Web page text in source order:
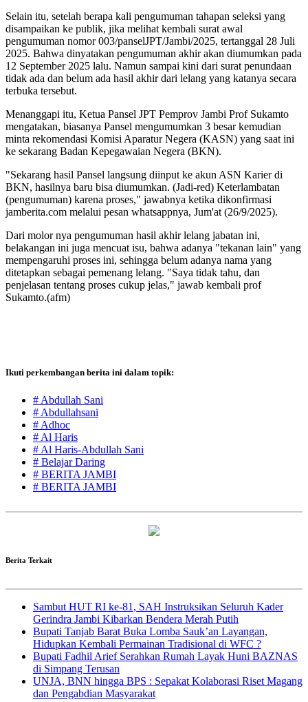
Selain itu, setelah berapa kali pengumuman tahapan seleksi yang
disampaikan ke publik, jika melihat kembali surat awal
pengumuman nomor 003/panselJPT/Jambi/2025, tertanggal 28 Juli
2025. Bahwa dinyatakan pengumuman akhir akan diumumkan pada
12 September 2025 lalu. Namun sampai kini dari surat penundaan
tidak ada dan belum ada hasil akhir dari lelang yang katanya secara
terbuka tersebut.
Menanggapi itu, Ketua Pansel JPT Pemprov Jambi Prof Sukamto
mengatakan, biasanya Pansel mengumumkan 3 besar kemudian
minta rekomendasi Komisi Aparatur Negera (KASN) yang saat ini
ke sekarang Badan Kepegawaian Negera (BKN).
"Sekarang hasil Pansel langsung diinput ke akun ASN Karier di
BKN, hasilnya baru bisa diumumkan. (Jadi-red) Keterlambatan
(pengumuman) karena proses," jawabnya ketika dikonfirmasi
jamberita.com melalui pesan whatsappnya, Jum'at (26/9/2025).
Dari molor nya pengumuman hasil akhir lelang jabatan ini,
belakangan ini juga mencuat isu, bahwa adanya "tekanan lain" yang
mempengaruhi proses ini, sehingga belum adanya nama yang
ditetapkan sebagai pemenang lelang. "Saya tidak tahu, dan
penjelasan tentang proses cukup jelas," jawab kembali prof
Sukamto.(afm)
Ikuti perkembangan berita ini dalam topik:
# Abdullah Sani
# Abdullahsani
# Adhoc
# Al Haris
# Al Haris-Abdullah Sani
# Belajar Daring
# BERITA JAMBI
# BERITA JAMBI
Berita Terkait
Sambut HUT RI ke-81, SAH Instruksikan Seluruh Kader
Gerindra Jambi Kibarkan Bendera Merah Putih
Bupati Tanjab Barat Buka Lomba Sauk’an Layangan,
Hidupkan Kembali Permainan Tradisional di WFC ?
Bupati Fadhil Arief Serahkan Rumah Layak Huni BAZNAS
di Simpang Terusan
UNJA, BNN hingga BPS : Sepakat Kolaborasi Riset Magang
dan Pengabdian Masyarakat